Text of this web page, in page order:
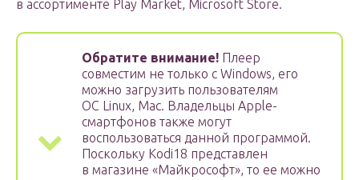
в ассортименте Play Market, Microsoft Store.
Обратите внимание! Плеер
совместим не только с Windows, его
можно загрузить пользователям
ОС Linux, Mac. Владельцы Apple-
смартфонов также могут
воспользоваться данной программой.
Поскольку Kodi18 представлен
в магазине «Майкрософт», то ее можно